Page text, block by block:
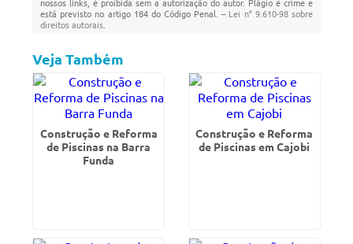
está previsto no artigo 184 do Código Penal. – Lei n° 9.610-98 sobre
direitos autorais
Veja Também
Construção e Reforma
de Piscinas na Barra
Funda
Construção e Reforma
de Piscinas em Cajobi